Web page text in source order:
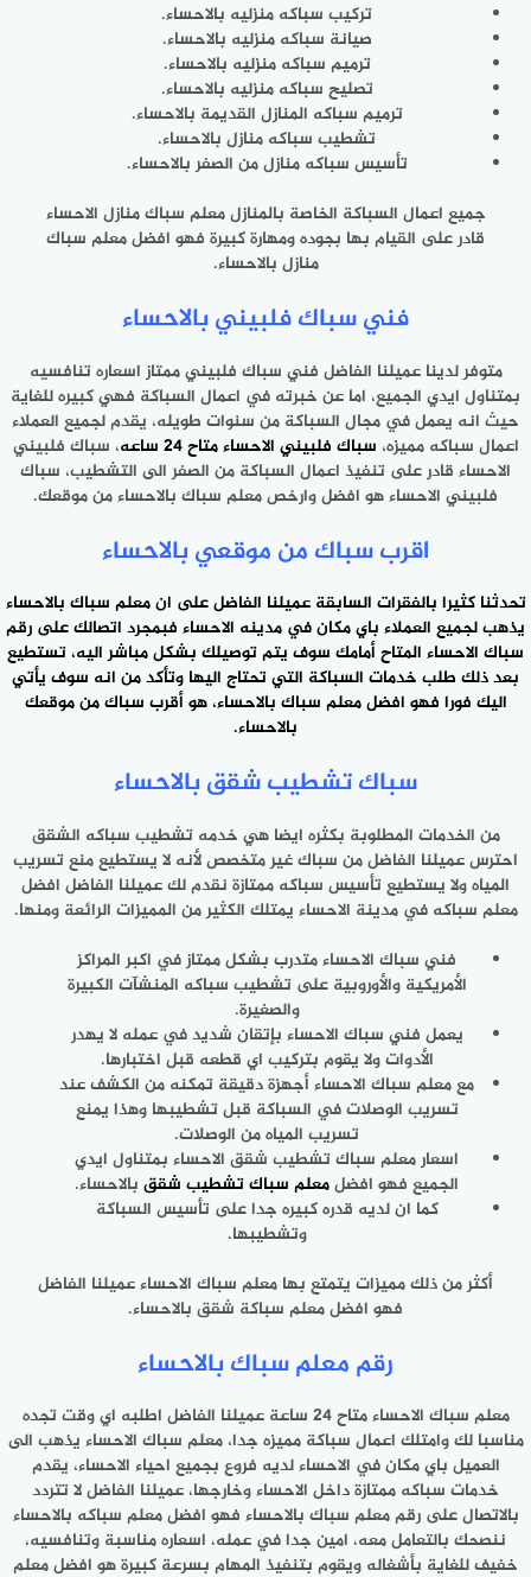
تركيب سباكه منزليه بالاحساء.
صيانة سباكه منزليه بالاحساء.
ترميم سباكه منزليه بالاحساء.
تصليح سباكه منزليه بالاحساء.
ترميم سباكه المنازل القديمة بالاحساء.
تشطيب سباكه منازل بالاحساء.
تأسيس سباكه منازل من الصفر بالاحساء.
جميع اعمال السباكة الخاصة بالمنازل معلم سباك منازل الاحساء
قادر على القيام بها بجوده ومهارة كبيرة فهو افضل معلم سباك
منازل بالاحساء.
فني سباك فلبيني بالاحساء
متوفر لدينا عميلنا الفاضل فني سباك فلبيني ممتاز اسعاره تنافسيه
بمتناول ايدي الجميع، اما عن خبرته في اعمال السباكة فهي كبيره للغاية
حيث انه يعمل في مجال السباكة من سنوات طويله، يقدم لجميع العملاء
اعمال سباكه مميزه، سباك فلبيني الاحساء متاح 24 ساعه
، سباك فلبيني
الاحساء قادر على تنفيذ اعمال السباكة من الصفر الى التشطيب، سباك
فلبيني الاحساء هو افضل وارخص معلم سباك بالاحساء من موقعك.
اقرب سباك من موقعي بالاحساء
تحدثنا كثيرا بالفقرات السابقة عميلنا الفاضل على ان معلم سباك بالاحساء
يذهب لجميع العملاء باي مكان في مدينه الاحساء فبمجرد اتصالك على رقم
سباك الاحساء المتاح أمامك سوف يتم توصيلك بشكل مباشر اليه، تستطيع
بعد ذلك طلب خدمات السباكة التي تحتاج اليها وتأكد من انه سوف يأتي
اليك فورا فهو افضل معلم سباك بالاحساء، هوأقرب سباك من موقعك
بالاحساء.
سباك تشطيب شقق بالاحساء
من الخدمات المطلوبة بكثره ايضا هي خدمه تشطيب سباكه الشقق
احترس عميلنا الفاضل من سباك غير متخصص لأنه لا يستطيع منع تسريب
المياه ولا يستطيع تأسيس سباكه ممتازة نقدم لك عميلنا الفاضل افضل
معلم سباكه في مدينة الاحساء يمتلك الكثير من المميزات الرائعة ومنها.
فني سباك الاحساء متدرب بشكل ممتاز في اكبر المراكز
الأمريكية والأوروبية على تشطيب سباكه المنشآت الكبيرة
والصغيرة.
يعمل فني سباك الاحساء بإتقان شديد في عمله لا يهدر
الأدوات ولا يقوم بتركيب اي قطعه قبل اختبارها.
مع معلم سباك الاحساء أجهزة دقيقة تمكنه من الكشف عند
تسريب الوصلات في السباكة قبل تشطيبها وهذا يمنع
تسريب المياه من الوصلات.
اسعار معلم سباك تشطيب شقق الاحساء بمتناول ايدي
الجميع فهو افضلمعلم سباك تشطيب شقق بالاحساء.
كما ان لديه قدره كبيره جدا على تأسيس السباكة
وتشطيبها.
أكثر من ذلك مميزات يتمتع بها معلم سباك الاحساء عميلنا الفاضل
فهو افضل معلم سباكة شقق بالاحساء.
رقم معلم سباك بالاحساء
معلم سباك الاحساء متاح 24 ساعة عميلنا الفاضل اطلبه اي وقت تجده
مناسبا لك وامتلك اعمال سباكة مميزه جدا، معلم سباك الاحساء يذهب الى
العميل باي مكان في الاحساء لديه فروع بجميع احياء الاحساء، يقدم
خدمات سباكه ممتازة داخل الاحساء وخارجها، عميلنا الفاضل لا تتردد
بالاتصال على رقم معلم سباك بالاحساء فهو افضل معلم سباكه بالاحساء
ننصحك بالتعامل معه، امين جدا في عمله، اسعاره مناسبة وتنافسيه،
خفيف للغاية بأشغاله ويقوم بتنفيذ المهام بسرعة كبيرة هو افضل معلم